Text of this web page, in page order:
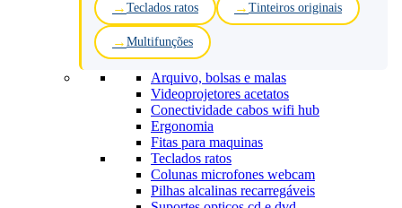
Teclados ratos Tinteiros originais
Multifunções
Arquivo, bolsas e malas
Videoprojetores acetatos
Conectividade cabos wifi hub
Ergonomia
Fitas para maquinas
Teclados ratos
Colunas microfones webcam
Pilhas alcalinas recarregáveis